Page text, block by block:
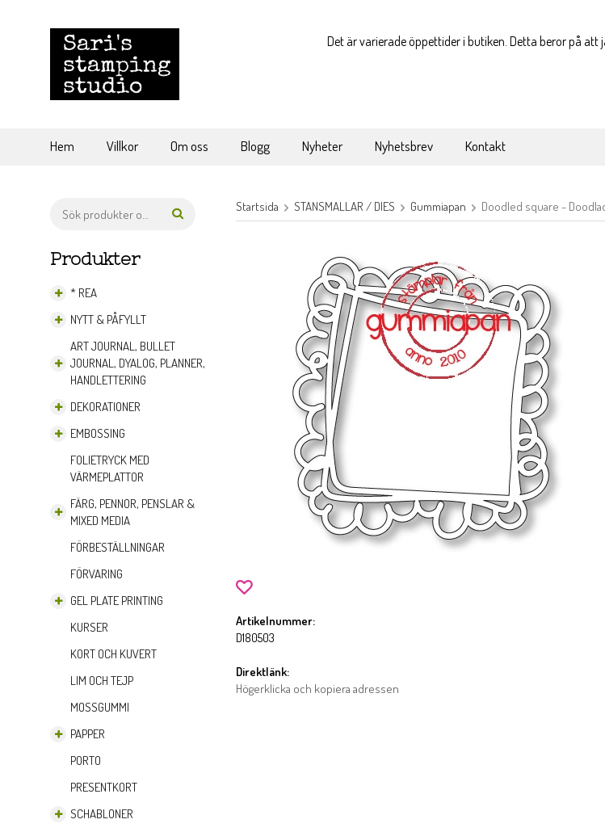
Det är varierade öppettider i butiken. Detta beror på att
Hem Villkor Om oss Blogg Nyheter Nyhetsbrev Kontakt
Produkter
* REA
NYTT & PÅFYLLT
ART JOURNAL, BULLET
JOURNAL, DYALOG, PLANNER,
HANDLETTERING
DEKORATIONER
EMBOSSING
FOLIETRYCK MED
VÄRMEPLATTOR
FÄRG, PENNOR, PENSLAR &
MIXED MEDIA
FÖRBESTÄLLNINGAR
FÖRVARING
GEL PLATE PRINTING
KURSER
KORT OCH KUVERT
LIM OCH TEJP
MOSSGUMMI
PAPPER
PORTO
PRESENTKORT
SCHABLONER
Startsida STANSMALLAR / DIES Gummiapan Doodled square -
Artikelnummer:
D180503
Direktlänk:
Högerklicka och kopiera adressen